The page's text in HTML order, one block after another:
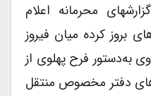
محرمانه اعلام
بروز کرده میان فیروز
به‌دستور فرح پهلوی از
دفتر مخصوص منتقل